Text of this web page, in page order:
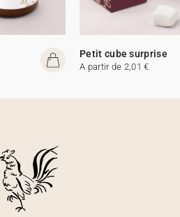
Petit cube surprise
A partir de 2,01 €